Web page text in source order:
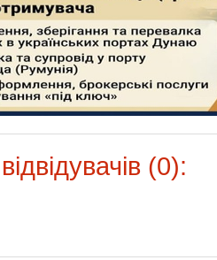
(0):